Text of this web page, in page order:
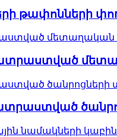
թափոնների